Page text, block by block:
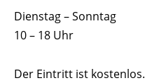
Dienstag – Sonntag
10 – 18 Uhr
Der Eintritt ist kostenlos.